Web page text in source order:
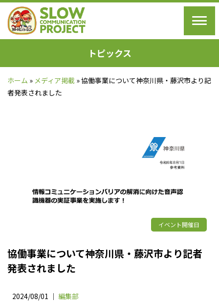
トピックス
ホーム » メディア掲載 »協働事業について神奈川県・藤沢市より記
者発表されました
イベント開催日
協働事業について神奈川県・藤沢市より記者
発表されました
2024/08/01 ｜ 編集部